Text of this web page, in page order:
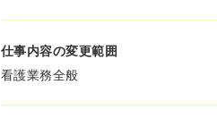
仕事内容の変更範囲
看護業務全般